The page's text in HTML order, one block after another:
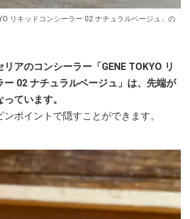
リキッドコンシーラー 02 ナチュラルベージュ」の
アのコンシーラー「GENE TOKYO リ
ー 02 ナチュラルベージュ」は、先端が
ています。
ポイントで隠すことができます。